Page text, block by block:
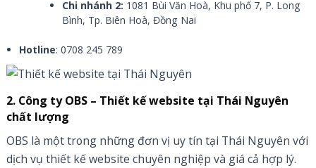
Chi nhánh 2: 1081 Bùi Văn Hoà, Khu phố 7, P. Long
Bình, Tp. Biên Hoà, Đồng Nai
Hotline: 0708 245 789
2. Công ty OBS – Thiết kế website tại Thái Nguyên
chất lượng
OBS là một trong những đơn vị uy tín tại Thái Nguyên với
dịch vụ thiết kế website chuyên nghiệp và giá cả hợp lý.